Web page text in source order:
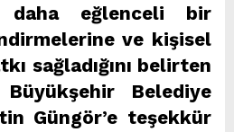
daha eğlenceli bir
ve kişisel
sağladığını belirten
Belediye
Güngör’e teşekkür